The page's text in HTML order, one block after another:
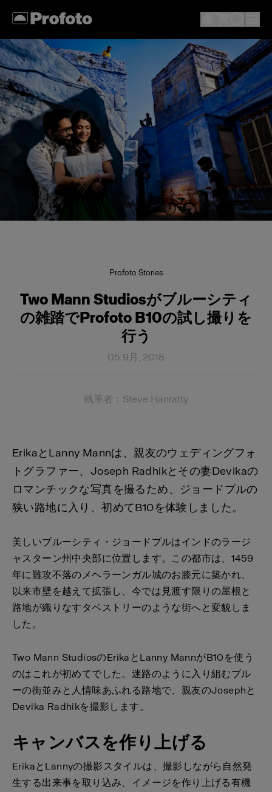
Profoto Stories
Two Mann Studiosがブルーシティ
の雑踏でProfoto B10の試し撮りを
行う
05 9月, 2018
執筆者：Steve Hanratty
ErikaとLanny Mannは、親友のウェディングフォ
トグラファー、Joseph Radhikとその妻Devikaの
ロマンチックな写真を撮るため、ジョードプルの
狭い路地に入り、初めてB10を体験しました。
美しいブルーシティ・ジョードプルはインドのラージ
ャスターン州中央部に位置します。この都市は、1459
年に難攻不落のメヘラーンガル城のお膝元に築かれ、
以来市壁を越えて拡張し、今では見渡す限りの屋根と
路地が織りなすタペストリーのような街へと変貌しま
した。
Two Mann StudiosのErikaとLanny MannがB10を使う
のはこれが初めてでした。迷路のように入り組むブル
ーの街並みと人情味あふれる路地で、親友のJosephと
Devika Radhikを撮影します。
キャンバスを作り上げる
ErikaとLannyの撮影スタイルは、撮影しながら自然発
生する出来事を取り込み、イメージを作り上げる有機